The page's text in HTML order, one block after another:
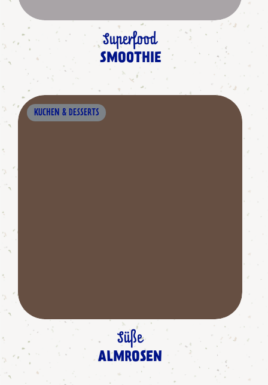
Superfood
SMOOTHIE
KUCHEN & DESSERTS
Süße
ALMROSEN